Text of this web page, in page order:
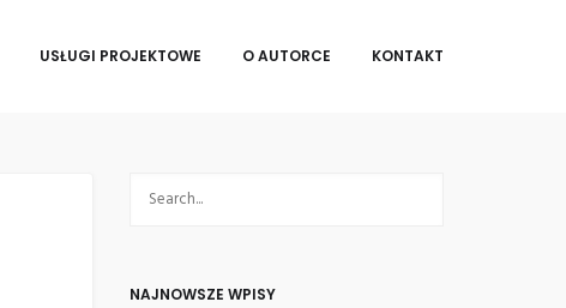
USŁUGI PROJEKTOWE O AUTORCE KONTAKT
NAJNOWSZE WPISY